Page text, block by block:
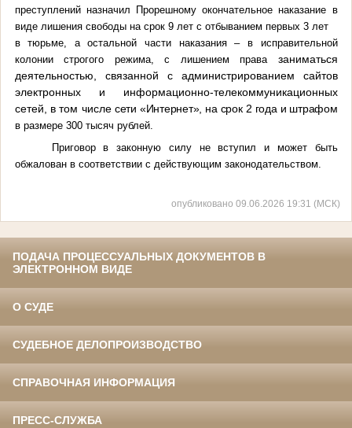
преступлений назначил Прорешному окончательное наказание в
виде лишения свободы на срок 9 лет с отбыванием первых 3 лет
в тюрьме, а остальной части наказания – в исправительной
колонии строгого режима, с лишением права заниматься
деятельностью, связанной с администрированием сайтов
электронных и информационно-телекоммуникационных
сетей, в том числе сети «Интернет», на срок 2 года и штрафом
в размере 300 тысяч рублей.
Приговор в законную силу не вступил и может быть
обжалован в соответствии с действующим законодательством.
опубликовано 09.06.2026 19:31 (МСК)
ПОДАЧА ПРОЦЕССУАЛЬНЫХ ДОКУМЕНТОВ В
ЭЛЕКТРОННОМ ВИДЕ
О СУДЕ
СУДЕБНОЕ ДЕЛОПРОИЗВОДСТВО
СПРАВОЧНАЯ ИНФОРМАЦИЯ
ПРЕСС-СЛУЖБА